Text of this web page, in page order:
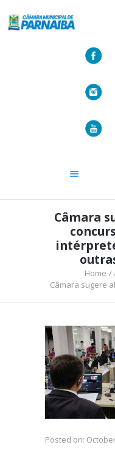
Câmara
Home
Câmara sugere
Posted on: